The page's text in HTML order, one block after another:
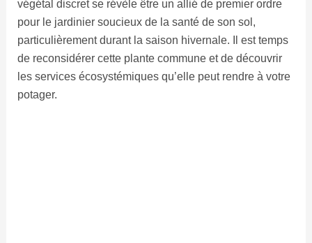
végétal discret se révèle être un allié de premier ordre
pour le jardinier soucieux de la santé de son sol,
particulièrement durant la saison hivernale. Il est temps
de reconsidérer cette plante commune et de découvrir
les services écosystémiques qu’elle peut rendre à votre
potager.